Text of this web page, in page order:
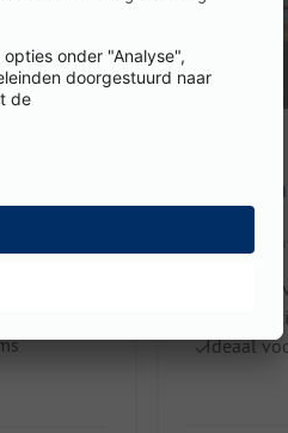
Sun
Frankrijk /
Rivier
Honden
Ideaal